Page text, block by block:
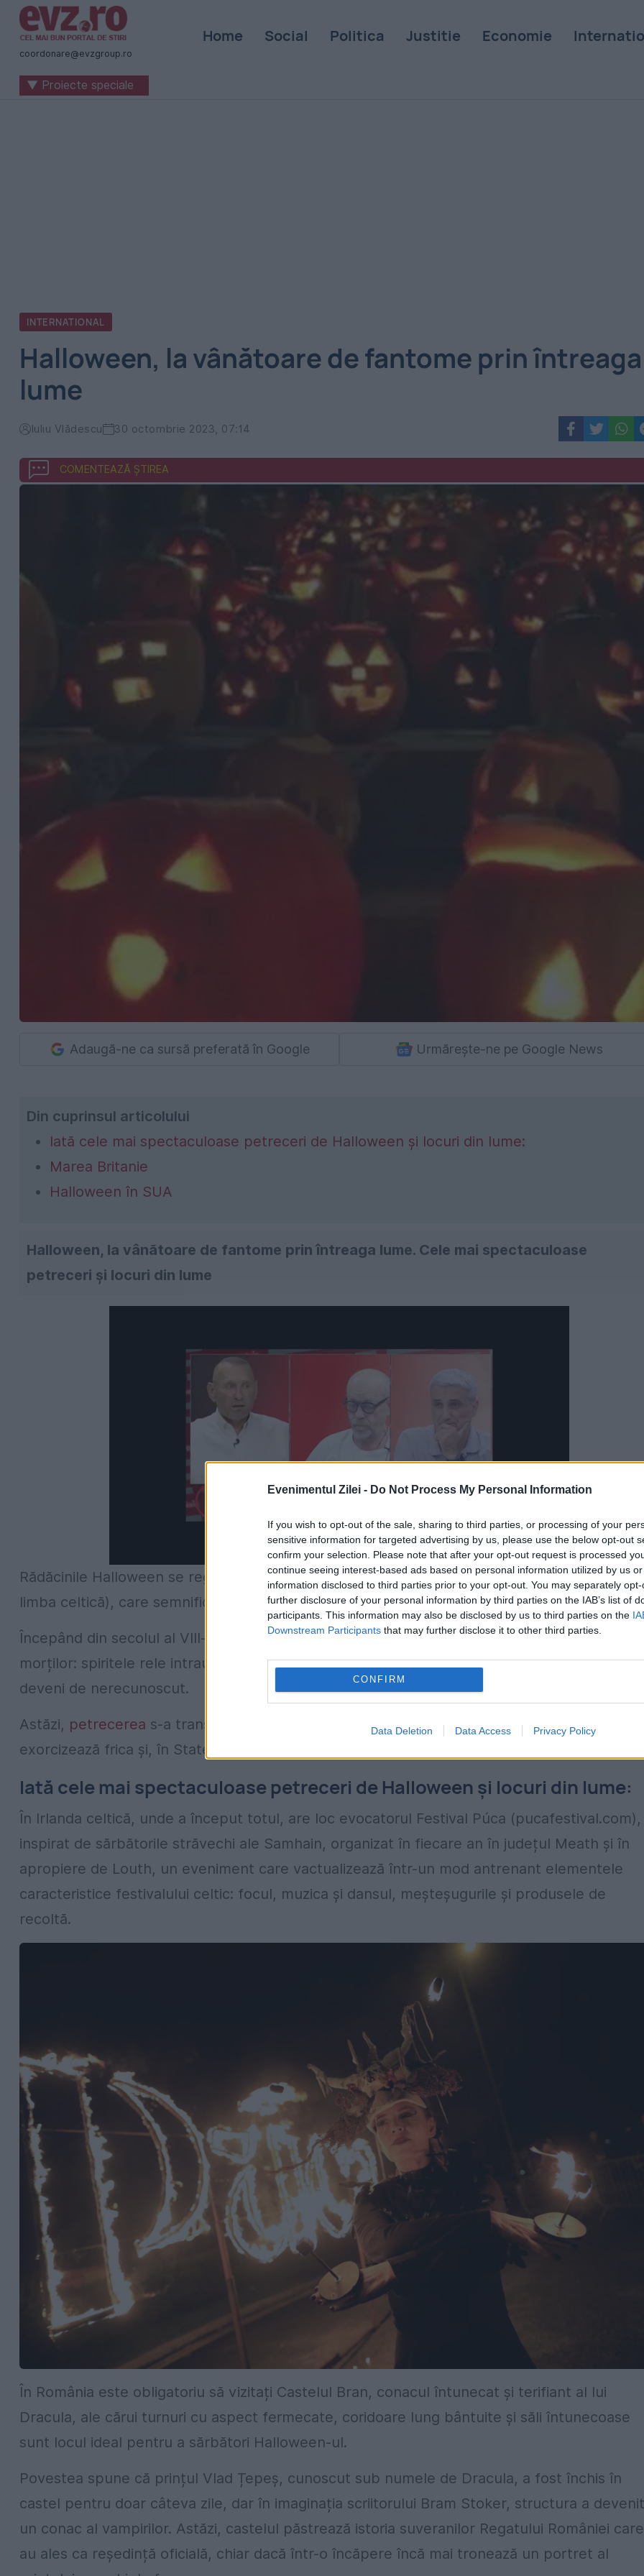
Evenimentul Zilei - Do Not Process My Personal Information
If you wish to opt-out of the sale, sharing to third parties, or processing of your
sensitive information for targeted advertising by us, please use the below opt-out
confirm your selection. Please note that after your opt-out request is processed
continue seeing interest-based ads based on personal information utilized by us
information disclosed to third parties prior to your opt-out. You may separately
further disclosure of your personal information by third parties on the IAB’s list of
participants. This information may also be disclosed by us to third parties on the
Downstream Participants that may further disclose it to other third parties.
CONFIRM
Data Deletion Data Access Privacy Policy
Știri
naționale
internaționale
coordonare@evzgroup.ro
Home Social Politica Justitie Economie
▼ Proiecte speciale
INTERNATIONAL
Halloween, la vânătoare de fantome prin întreaga
lume
Iuliu Vlădescu 30 octombrie 2023, 07:14
COMENTEAZĂ ȘTIREA
Adaugă-ne ca sursă preferată în Google Urmărește-ne pe Google News
Din cuprinsul articolului
Iată cele mai spectaculoase petreceri de Halloween și locuri din lume:
Marea Britanie
Halloween în SUA
Halloween, la vânătoare de fantome prin întreaga lume. Cele mai spectaculoase
petreceri și locuri din lume
Rădăcinile Halloween se regăsesc într-o festivitate celtic pe nume Samhain („noiembrie” în
limba celtică), care semnifica sfârşitul verii şi trecerea în anotimpul rece, scrieAnsa.
Începând din secolul al VIII-lea, tradiția s-a alăturat celei creștine care aducea un omagiu
morților: spiritele rele intrau în sate pentru a-i speria pe locuitori, care se deghizau pentru a
deveni de nerecunoscut.
Astăzi, petrecerea s-a transformat în parade și deghizări spectaculoase care batjocoresc și
exorcizează frica și, în Statele Unite, în ritualul trick-or-treating (dulciuri, sau farse).
Iată cele mai spectaculoase petreceri de Halloween și locuri din lume:
În Irlanda celtică, unde a început totul, are loc evocatorul Festival Púca (pucafestival.com),
inspirat de sărbătorile străvechi ale Samhain, organizat în fiecare an în județul Meath și în
apropiere de Louth, un eveniment care vactualizează într-un mod antrenant elementele
caracteristice festivalului celtic: focul, muzica și dansul, meșteșugurile și produsele de
recoltă.
În România este obligatoriu să vizitați Castelul Bran, conacul întunecat și terifiant al lui
Dracula, ale cărui turnuri cu aspect fermecate, coridoare lung bântuite și săli întunecoase
sunt locul ideal pentru a sărbători Halloween-ul.
Povestea spune că prințul Vlad Țepeș, cunoscut sub numele de Dracula, a fost închis în
castel pentru doar câteva zile, dar în imaginația scriitorului Bram Stoker, structura a devenit
un conac al vampirilor. Astăzi, castelul păstrează istoria suveranilor Regatului României
au ales ca reședință oficială, chiar dacă într-o încăpere încă mai tronează un portret al